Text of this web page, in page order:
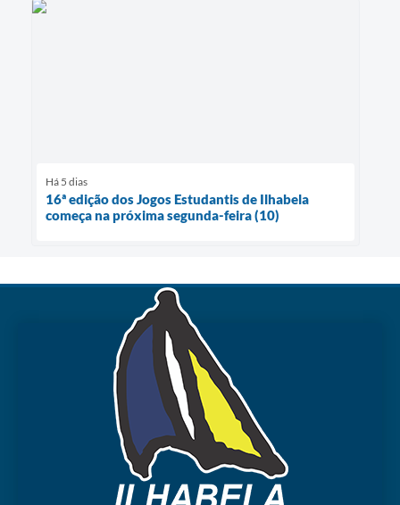
Há 5 dias
16ª edição dos Jogos Estudantis de Ilhabela
começa na próxima segunda-feira (10)